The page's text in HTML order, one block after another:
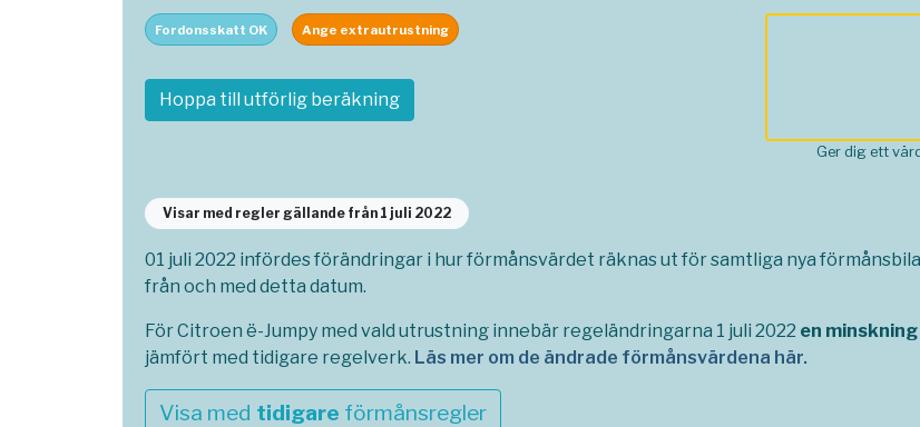
Fordonsskatt OK Ange extrautrustning
Hoppa till utförlig beräkning
Ger dig ett
Visar med regler gällande från 1 juli 2022
01 juli 2022 infördes förändringar i hur förmånsvärdet räknas ut för samtliga nya
från och med detta datum.
För Citroen ë-Jumpy med vald utrustning innebär regeländringarna 1 juli 2022 en minskning
jämfört med tidigare regelverk. Läs mer om de ändrade förmånsvärdena här.
Visa med tidigare förmånsregler